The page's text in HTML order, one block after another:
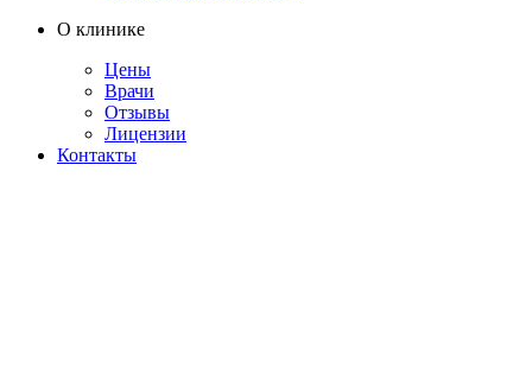
О клинике
Цены
Врачи
Отзывы
Лицензии
Контакты